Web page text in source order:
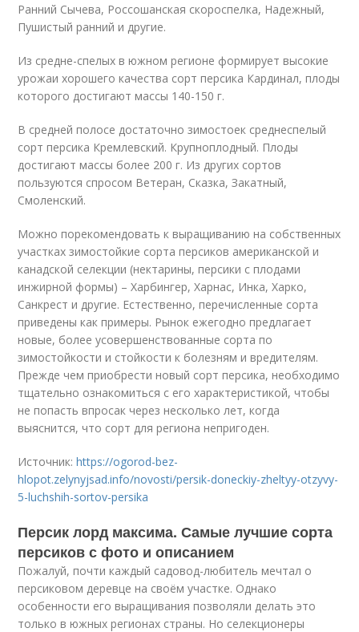
Ранний Сычева, Россошанская скороспелка, Надежный,
Пушистый ранний и другие.
Из средне-спелых в южном регионе формирует высокие
урожаи хорошего качества сорт персика Кардинал, плоды
которого достигают массы 140-150 г.
В средней полосе достаточно зимостоек среднеспелый
сорт персика Кремлевский. Крупноплодный. Плоды
достигают массы более 200 г. Из других сортов
пользуются спросом Ветеран, Сказка, Закатный,
Смоленский.
Можно порекомендовать к выращиванию на собственных
участках зимостойкие сорта персиков американской и
канадской селекции (нектарины, персики с плодами
инжирной формы) – Харбингер, Харнас, Инка, Харко,
Санкрест и другие. Естественно, перечисленные сорта
приведены как примеры. Рынок ежегодно предлагает
новые, более усовершенствованные сорта по
зимостойкости и стойкости к болезням и вредителям.
Прежде чем приобрести новый сорт персика, необходимо
тщательно ознакомиться с его характеристикой, чтобы
не попасть впросак через несколько лет, когда
выяснится, что сорт для региона непригоден.
Источник:https://ogorod-bez-
hlopot.zelynyjsad.info/novosti/persik-doneckiy-zheltyy-otzyvy-
5-luchshih-sortov-persika
Персик лорд максима. Самые лучшие сорта
персиков с фото и описанием
Пожалуй, почти каждый садовод-любитель мечтал о
персиковом деревце на своём участке. Однако
особенности его выращивания позволяли делать это
только в южных регионах страны. Но селекционеры